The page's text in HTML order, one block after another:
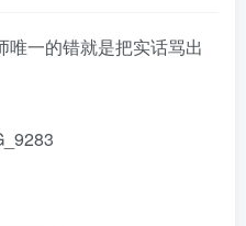
一的错就是把实话骂出